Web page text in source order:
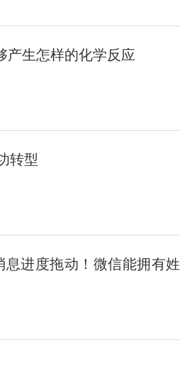
产生怎样的化学反应
转型
进度拖动！微信能拥有姓